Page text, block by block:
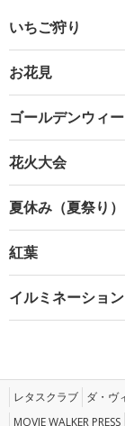
いちご狩り
お花見
ゴールデンウィ
花火大会
夏休み（夏祭り）
紅葉
イルミネーション
レタスクラブ ダ・ヴ
MOVIE WALKER PRESS